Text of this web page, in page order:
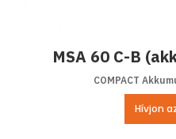
MSA 60 C-B
COMPACT
Hívjon